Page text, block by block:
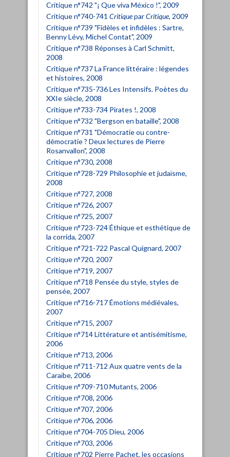
Critique n°742 "¡ Que viva México !", 2009
Critique n°740-741 CritiqueparCritique, 2009
Critique n°739 "Fidèles et infidèles : Sartre,
Benny Lévy, Michel Contat", 2009
Critique n°738 Réponses à Carl Schmitt,
2008
Critique n°737 La France littéraire : légendes
et histoires, 2008
Critique n°735-736 Les Intensifs. Poètes du
XXIe siècle, 2008
Critique n°733-734 Pirates !, 2008
Critique n°732 "Bergson en bataille", 2008
Critique n°731 "Démocratie ou contre-
démocratie ? Deux lectures de Pierre
Rosanvallon", 2008
Critique n°730, 2008
Critique n°728-729 Philosophie et judaïsme,
2008
Critique n°727, 2008
Critique n°726, 2007
Critique n°725, 2007
Critique n°723-724 Éthique et esthétique de
la corrida, 2007
Critique n°721-722 Pascal Quignard, 2007
Critique n°720, 2007
Critique n°719, 2007
Critique n°718 Pensée du style, styles de
pensée, 2007
Critique n°716-717 Émotions médiévales,
2007
Critique n°715, 2007
Critique n°714 Littérature et antisémitisme,
2006
Critique n°713, 2006
Critique n°711-712 Aux quatre vents de la
Caraïbe, 2006
Critique n°709-710 Mutants, 2006
Critique n°708, 2006
Critique n°707, 2006
Critique n°706, 2006
Critique n°704-705 Dieu, 2006
Critique n°703, 2006
Critique n°702 Pierre Pachet, les occasions